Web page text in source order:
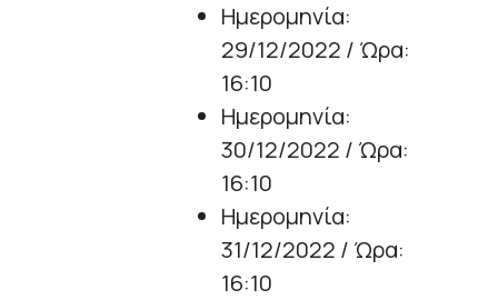
Ημερομηνία:
29/12/2022 / Ώρα:
16:10
Ημερομηνία:
30/12/2022 / Ώρα:
16:10
Ημερομηνία:
31/12/2022 / Ώρα:
16:10